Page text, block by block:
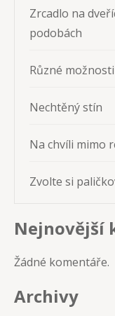
Zrcadlo na
podobách
Různé možnosti
Nechtěný stín
Na chvíli mimo
Zvolte si
Nejnovější
Žádné komentáře.
Archivy